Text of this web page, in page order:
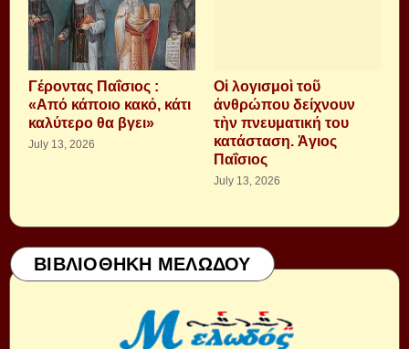
Γέροντας Παΐσιος :
«Από κάποιο κακό, κάτι
καλύτερο θα βγει»
July 13, 2026
Οἱ λογισμοὶ τοῦ
ἀνθρώπου δείχνουν
τὴν πνευματική του
κατάσταση. Ἁγιος
Παΐσιος
July 13, 2026
ΒΙΒΛΙΟΘΗΚΗ ΜΕΛΩΔΟΥ